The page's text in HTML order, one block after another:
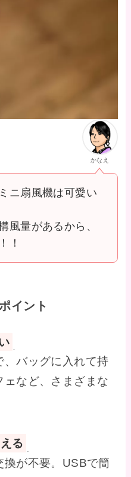
かなえ
ニ扇風機は可愛い
風量があるから、
！
イント
、バッグに入れて持
など、さまざまな
る
換が不要。USBで簡